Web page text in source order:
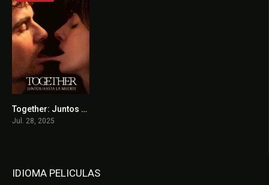
6.8Together: Juntos hasta la muerte
Jul. 28, 2025
IDIOMA PELICULAS